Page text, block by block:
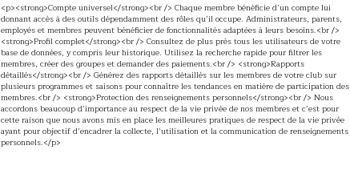
<p><strong>Compte universel</strong><br /> Chaque membre bénéficie d’un compte lui
donnant accès à des outils dépendamment des rôles qu’il occupe. Administrateurs, parents,
employés et membres peuvent bénéficier de fonctionnalités adaptées à leurs besoins.<br />
<strong>Profil complet</strong><br /> Consultez de plus près tous les utilisateurs de votre
base de données, y compris leur historique. Utilisez la recherche rapide pour filtrer les
membres, créer des groupes et demander des paiements.<br /> <strong>Rapports
détaillés</strong><br /> Générez des rapports détaillés sur les membres de votre club sur
plusieurs programmes et saisons pour connaître les tendances en matière de participation des
membres.<br /> <strong>Protection des renseignements personnels</strong><br /> Nous
accordons beaucoup d’importance au respect de la vie privée de nos membres et c’est pour
cette raison que nous avons mis en place les meilleures pratiques de respect de la vie privée
ayant pour objectif d’encadrer la collecte, l’utilisation et la communication de renseignements
personnels.</p>